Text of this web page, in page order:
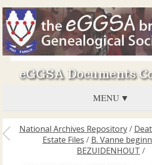
eGGSA Documents
MENU
National Archives Repository/
Estate Files / B. Vanne
BEZUIDENHOUT /